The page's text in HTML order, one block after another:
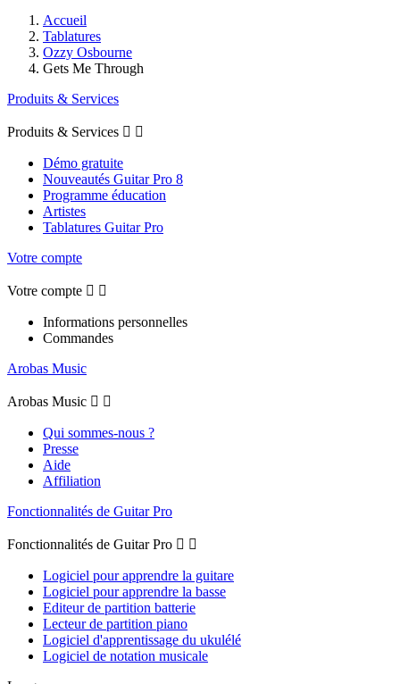
Accueil
Tablatures
Ozzy Osbourne
Gets Me Through
Produits & Services
Produits & Services  
Démo gratuite
Nouveautés Guitar Pro 8
Programme éducation
Artistes
Tablatures Guitar Pro
Votre compte
Votre compte  
Informations personnelles
Commandes
Arobas Music
Arobas Music  
Qui sommes-nous ?
Presse
Aide
Affiliation
Fonctionnalités de Guitar Pro
Fonctionnalités de Guitar Pro  
Logiciel pour apprendre la guitare
Logiciel pour apprendre la basse
Editeur de partition batterie
Lecteur de partition piano
Logiciel d'apprentissage du ukulélé
Logiciel de notation musicale